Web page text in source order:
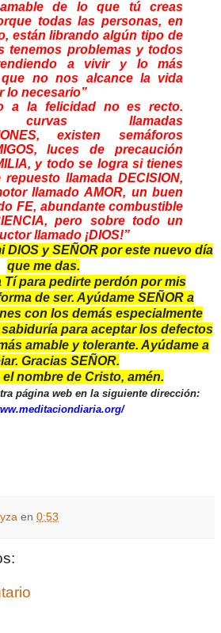
de lo que tú creas
todas las personas, en
están librando algún tipo de
tenemos problemas y todos
a vivir y lo más
no nos alcance la vida
lo necesario”
a la felicidad no es recto.
curvas llamadas
existen semáforos
luces de precaución
y todo se logra si tienes
llamada DECISION,
llamado AMOR, un buen
FE, abundante combustible
pero sobre todo un
llamado ¡DIOS!”
DIOS y SEÑOR por este nuevo día
que me das.
Tí para pedirte perdón por mis
de ser. Ayúdame SEÑOR a
con los demás especialmente
para aceptar los defectos
amable y tolerante. Ayúdame a
Gracias SEÑOR.
el nombre de Cristo, amén.
página web en la siguiente dirección:
en 0:53